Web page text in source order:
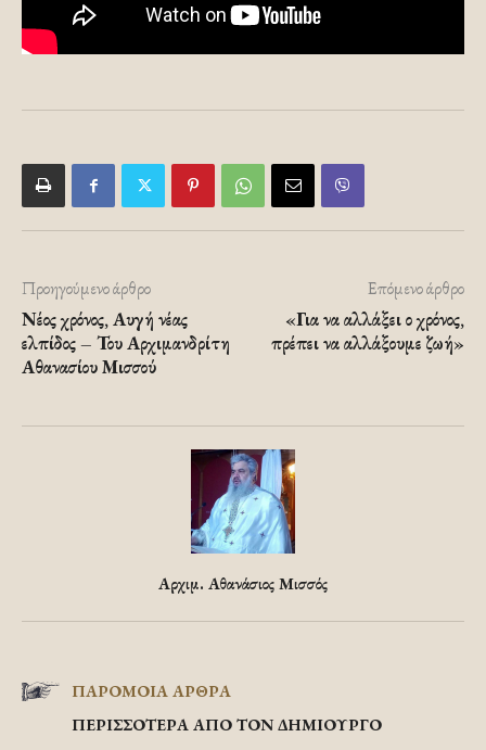
Προηγούμενο άρθρο
Νέος χρόνος, Αυγή νέας
ελπίδος – Του Αρχιμανδρίτη
Αθανασίου Μισσού
Επόμενο άρθρο
«Για να αλλάξει ο χρόνος,
πρέπει να αλλάξουμε ζωή»
Αρχιμ. Αθανάσιος Μισσός
ΠΑΡΟΜΟΙΑ ΑΡΘΡΑ
ΠΕΡΙΣΣΟΤΕΡΑ ΑΠΟ ΤΟΝ ΔΗΜΙΟΥΡΓΟ